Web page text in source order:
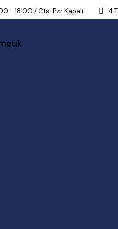
- 18:00 / Cts-Pzr Kapalı 4